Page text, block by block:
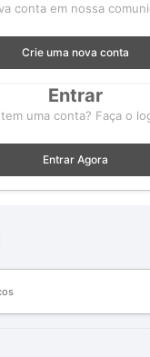
conta em nossa
Crie uma nova conta
Entrar
uma conta? Faça o
Entrar Agora